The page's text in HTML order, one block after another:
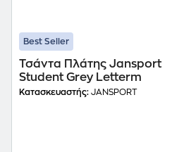
Best Seller
Τσάντα Πλάτης Jansport
Student Grey Letterm
Κατασκευαστής: JANSPORT